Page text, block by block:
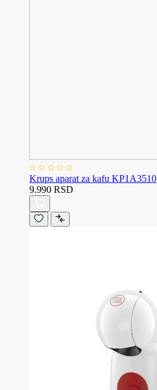
Krups aparat za kafu KP1A3510
9.990 RSD